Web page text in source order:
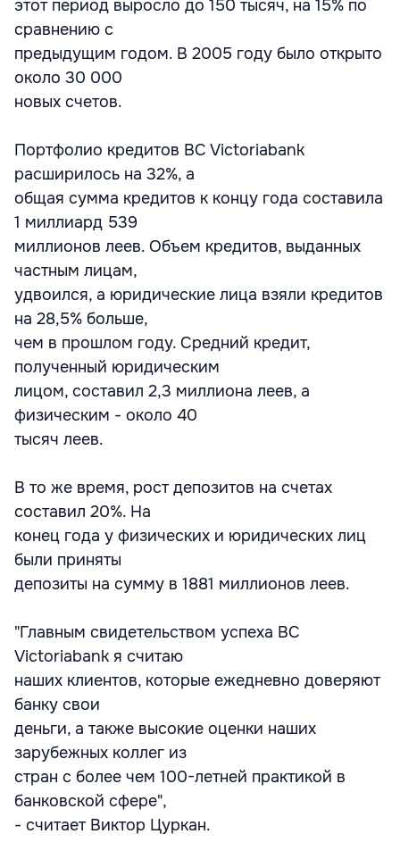
этот период выросло до 150 тысяч, на 15% по
сравнению с
предыдущим годом. В 2005 году было открыто
около 30 000
новых счетов.
Портфолио кредитов BC Victoriabank
расширилось на 32%, а
общая сумма кредитов к концу года составила
1 миллиард 539
миллионов леев. Объем кредитов, выданных
частным лицам,
удвоился, а юридические лица взяли кредитов
на 28,5% больше,
чем в прошлом году. Средний кредит,
полученный юридическим
лицом, составил 2,3 миллиона леев, а
физическим - около 40
тысяч леев.
В то же время, рост депозитов на счетах
составил 20%. На
конец года у физических и юридических лиц
были приняты
депозиты на сумму в 1881 миллионов леев.
"Главным свидетельством успеха BC
Victoriabank я считаю
наших клиентов, которые ежедневно доверяют
банку свои
деньги, а также высокие оценки наших
зарубежных коллег из
стран с более чем 100-летней практикой в
банковской сфере",
- считает Виктор Цуркан.